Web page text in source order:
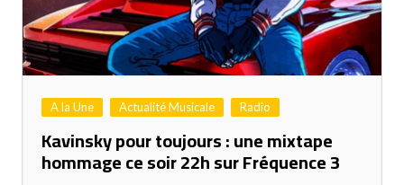
A la Une Actualité Musicale Radio
Kavinsky pour toujours : une mixtape
hommage ce soir 22h sur Fréquence 3